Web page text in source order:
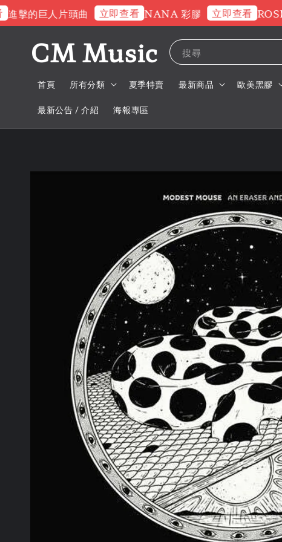
的巨人片頭曲 立即查看 NANA 彩膠 立即查看 ROSE
CM Music 搜尋
首頁 所有分類 夏季特賣 最新商品 歐美黑膠
最新公告 / 介紹 海報專區